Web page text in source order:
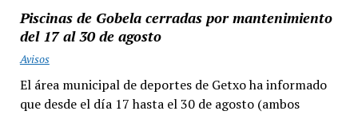
Piscinas de Gobela cerradas por mantenimiento
del 17 al 30 de agosto
Avisos
El área municipal de deportes de Getxo ha informado
que desde el día 17 hasta el 30 de agosto (ambos